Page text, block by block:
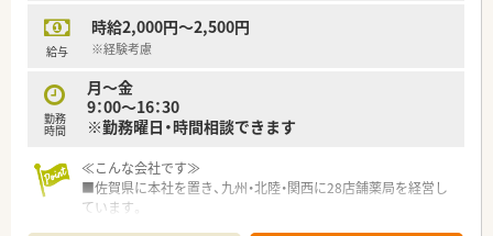
給与
時給2,000円～2,500円
※経験考慮
勤務
時間
月～金
9：00～16：30
※勤務曜日・時間相談できます
≪こんな会社です≫
■佐賀県に本社を置き、九州・北陸・関西に28店舗薬局を経営し
ています。